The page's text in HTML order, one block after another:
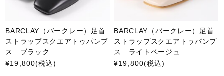
BARCLAY（バークレー）足首
ストラップスクエアトゥパンプ
ス ブラック
¥19,800(税込)
BARCLAY（バークレー）足首
ストラップスクエアトゥパンプ
ス ライトベージュ
¥19,800(税込)